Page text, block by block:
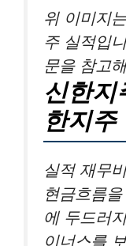
위 이미지
주 실적입
문을 참고
신한
한지주
실적 재무
현금흐름
에 두드러
이너스를